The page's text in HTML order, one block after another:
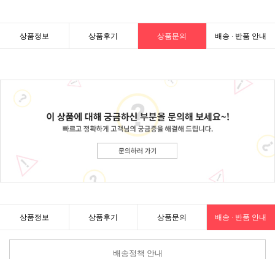
상품정보 상품후기 상품문의 배송 · 반품 안내
상품정보 상품후기 상품문의 배송 · 반품 안내
배송정책 안내